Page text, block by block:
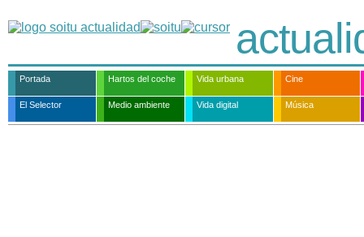
Portada Hartos del coche Vida urbana Cine
El Selector Medio ambiente Vida digital Música